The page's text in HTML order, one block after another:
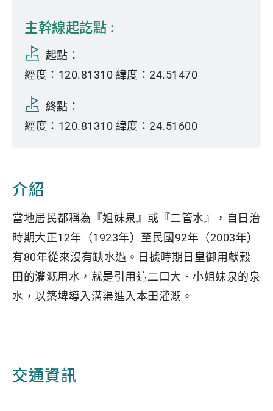
主幹線起訖點 :
起點：
經度：120.81310 緯度：24.51470
終點：
經度：120.81310 緯度：24.51600
介紹
當地居民都稱為『姐妹泉』或『二管水』，自日治
時期大正12年（1923年）至民國92年（2003年）
有80年從來沒有缺水過。日據時期日皇御用獻穀
田的灌溉用水，就是引用這二口大、小姐妹泉的泉
水，以築埤導入溝渠進入本田灌溉。
交通資訊